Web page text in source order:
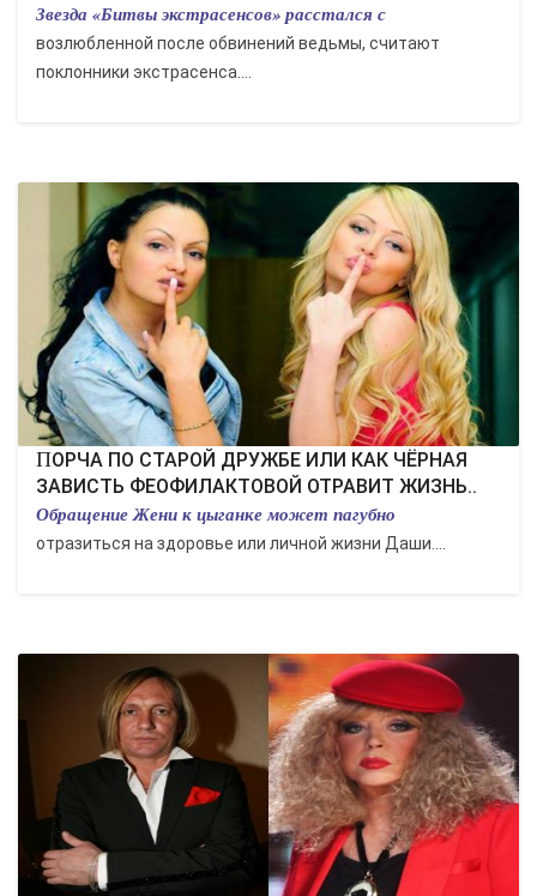
Звезда «Битвы экстрасенсов» расстался с
возлюбленной после обвинений ведьмы, считают
поклонники экстрасенса....
ПОРЧА ПО СТАРОЙ ДРУЖБЕ ИЛИ КАК ЧЁРНАЯ
ЗАВИСТЬ ФЕОФИЛАКТОВОЙ ОТРАВИТ ЖИЗНЬ..
Обращение Жени к цыганке может пагубно
отразиться на здоровье или личной жизни Даши....